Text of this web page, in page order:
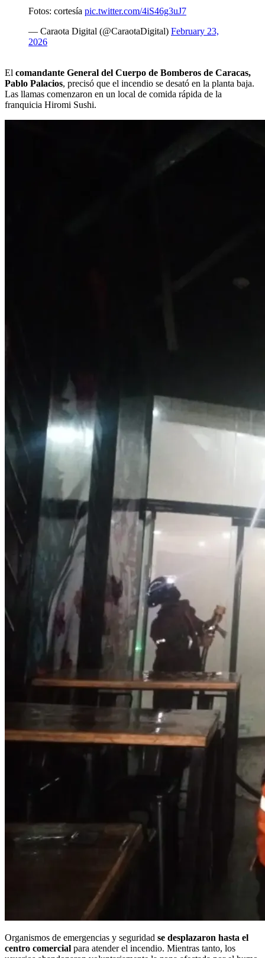
Fotos: cortesía pic.twitter.com/4iS46g3uJ7
— Caraota Digital (@CaraotaDigital) February 23,
2026
El comandante General del Cuerpo de Bomberos de Caracas,
Pablo Palacios, precisó que el incendio se desató en la planta baja.
Las llamas comenzaron en un local de comida rápida de la
franquicia Hiromi Sushi.
Organismos de emergencias y seguridad se desplazaron hasta el
centro comercial para atender el incendio. Mientras tanto, los